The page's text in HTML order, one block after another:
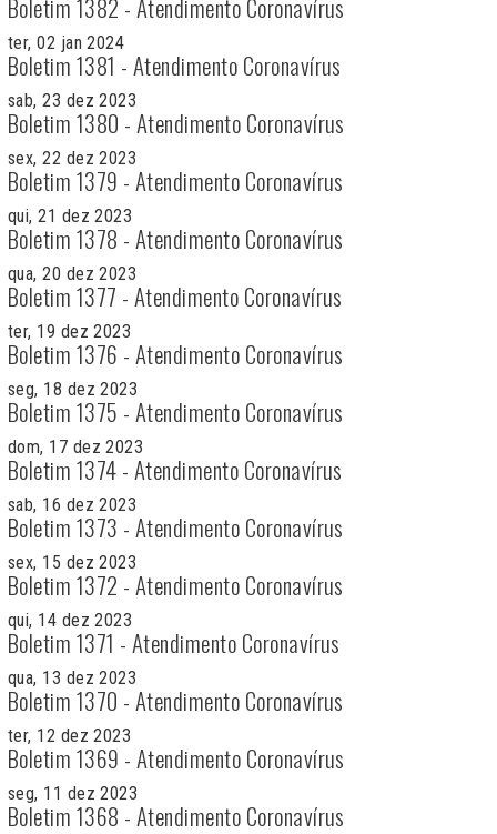
Boletim 1382 - Atendimento Coronavírus
ter, 02 jan 2024
Boletim 1381 - Atendimento Coronavírus
sab, 23 dez 2023
Boletim 1380 - Atendimento Coronavírus
sex, 22 dez 2023
Boletim 1379 - Atendimento Coronavírus
qui, 21 dez 2023
Boletim 1378 - Atendimento Coronavírus
qua, 20 dez 2023
Boletim 1377 - Atendimento Coronavírus
ter, 19 dez 2023
Boletim 1376 - Atendimento Coronavírus
seg, 18 dez 2023
Boletim 1375 - Atendimento Coronavírus
dom, 17 dez 2023
Boletim 1374 - Atendimento Coronavírus
sab, 16 dez 2023
Boletim 1373 - Atendimento Coronavírus
sex, 15 dez 2023
Boletim 1372 - Atendimento Coronavírus
qui, 14 dez 2023
Boletim 1371 - Atendimento Coronavírus
qua, 13 dez 2023
Boletim 1370 - Atendimento Coronavírus
ter, 12 dez 2023
Boletim 1369 - Atendimento Coronavírus
seg, 11 dez 2023
Boletim 1368 - Atendimento Coronavírus